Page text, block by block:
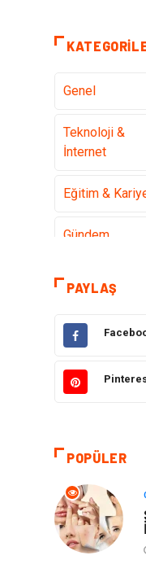
Genel
Teknoloji &
İnternet
Eğitim &
Gündem
Moda
Yazılım
Giyim
Yeme & İçme
Keyif & Hobi
PAYLAŞ
POPÜLER